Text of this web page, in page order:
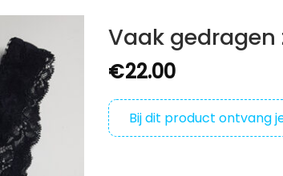
Vaak
€22.00
Bij dit product ontvang